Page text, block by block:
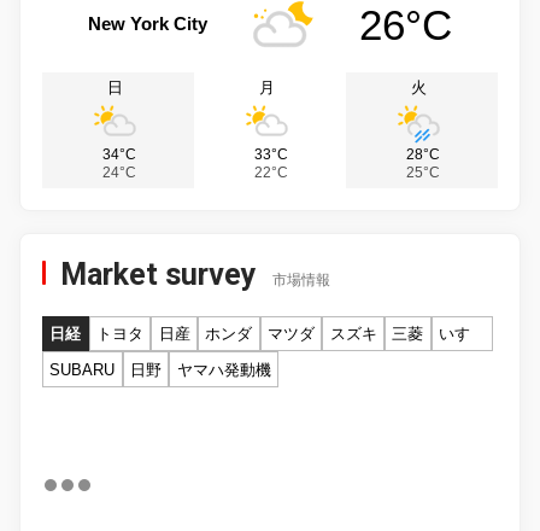
New York City 26°C
日
34°C
24°C
月
33°C
22°C
火
28°C
25°C
Market survey 市場情報
日経 トヨタ 日産 ホンダ マツダ スズキ 三菱
いすゞ
SUBARU
日野 ヤマハ発動機